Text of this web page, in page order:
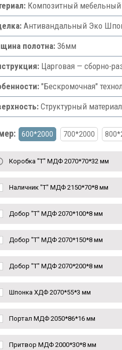
Композитный мебельный
Антивандальный Эко
полотна:36мм
Царговая — сборно-
"Бескромочная"
Структурный
600*2000 700*2000
Коробка "Т" МДФ 2070*70*32 мм
Наличник "Т" МДФ 2150*70*8 мм
Добор "Т" МДФ 2070*100*8 мм
Добор "Т" МДФ 2070*150*8 мм
Добор "Т" МДФ 2070*200*8 мм
Шпонка ХДФ 2070*55*3 мм
Портал МДФ 2050*86*16 мм
Притвор МДФ 2000*30*8 мм